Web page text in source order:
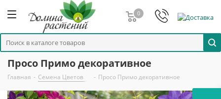
0
Просо Примо декоративное
Главная - Семена Цветов - Просо Примо декоративное